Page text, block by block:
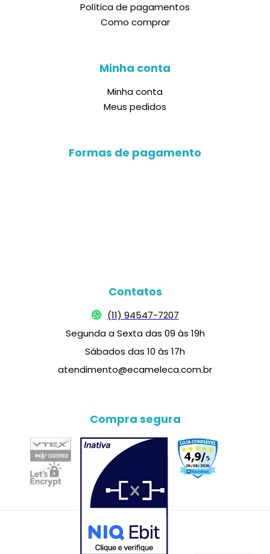
Política de pagamentos
Como comprar
Minha conta
Minha conta
Meus pedidos
Formas de pagamento
Contatos
(11) 94547-7207
Segunda a Sexta das 09 às 19h
Sábados das 10 às 17h
atendimento@ecameleca.com.br
Compra segura